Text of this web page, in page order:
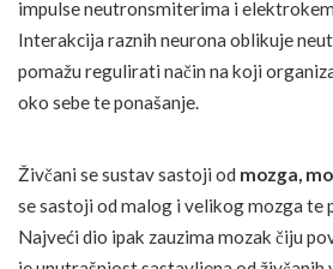
impulse neutronsmiterima i
Interakcija raznih neurona oblikuje
pomažu regulirati način na koji
oko sebe te ponašanje.
Živčani se sustav sastoji od mozga,
se sastoji od malog i velikog mozga te
Najveći dio ipak zauzima mozak čiju